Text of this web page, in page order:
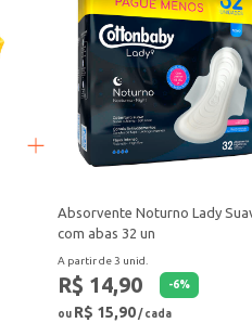
Absorvente Noturno Lady
com abas 32 un
A partir de 3 unid.
R$ 14,90 -6%
ou R$ 15,90/ cada